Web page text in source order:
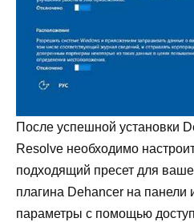
После успешной установки
Resolve необходимо
подходящий пресет для
плагина Dehancer на панели
параметры с помощью